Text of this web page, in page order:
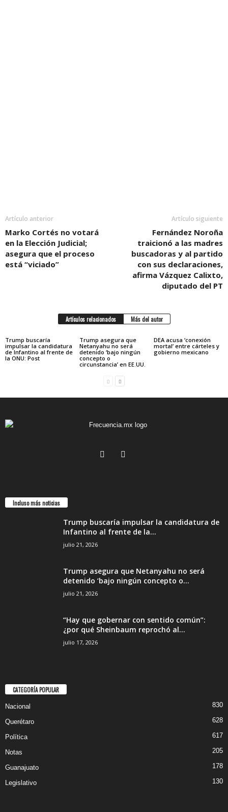
Artículo anterior
Marko Cortés no votará
en la Elección Judicial;
asegura que el proceso
está “viciado”
Artículo siguiente
Fernández Noroña
traicionó a las madres
buscadoras y al partido
con sus declaraciones,
afirma Vázquez Calixto,
diputado del PT
Artículos relacionados Más del autor
Trump buscaría
impulsar la candidatura
de Infantino al frente de
la ONU: Post
Trump asegura que
Netanyahu no será
detenido ‘bajo ningún
concepto o
circunstancia’ en EE.UU.
DEA acusa ‘conexión
mortal’ entre cárteles y
gobierno mexicano
Incluso más noticias
Trump buscaría impulsar la candidatura de
Infantino al frente de la...
julio 21, 2026
Trump asegura que Netanyahu no será
detenido ‘bajo ningún concepto o...
julio 21, 2026
“Hay que gobernar con sentido común”:
¿por qué Sheinbaum reprochó al...
julio 17, 2026
CATEGORÍA POPULAR
Nacional 830
Querétaro 628
Política 617
Notas 205
Guanajuato 178
Legislativo 130